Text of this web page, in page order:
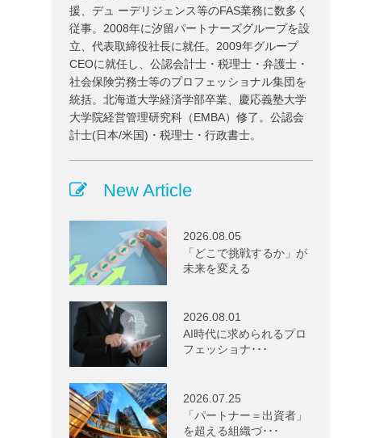
援、デュ ーデリジェンス等のFAS業務に数多く
従事。2008年に汐留パートナーズグループを設
立、代表取締役社長に就任。2009年グループ
CEOに就任し、公認会計士・税理士・弁護士・
社会保険労務士等のプロフェッショナル集団を
統括。北海道大学経済学部卒業、慶応義塾大学
大学院経営管理研究科（EMBA）修了。公認会
計士(日本/米国)・税理士・行政書士。
New Article
2026.08.05
「どこで挑戦するか」が
未来を変える
2026.08.01
AI時代に求められるプロ
フェッショナ･･･
2026.07.25
「パートナー＝出資者」
を超える組織づ･･･